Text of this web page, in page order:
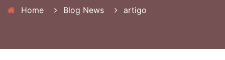
Home Blog News artigo